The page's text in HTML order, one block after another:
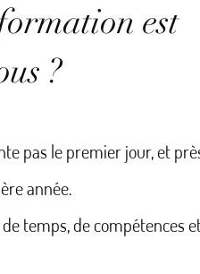
est
?
pas le premier jour, et
année.
temps, de compétences